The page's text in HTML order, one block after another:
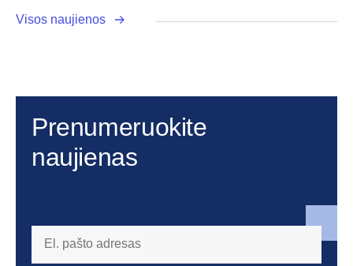
Visos naujienos
Prenumeruokite
naujienas